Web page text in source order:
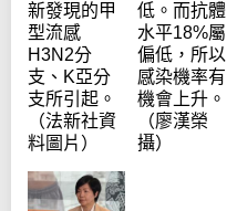
新發現的甲
型流感
H3N2分
支、K亞分
支所引起。
（法新社資
料圖片）
低。而抗體
水平18%屬
偏低，所以
感染機率有
機會上升。
（廖漢榮
攝）